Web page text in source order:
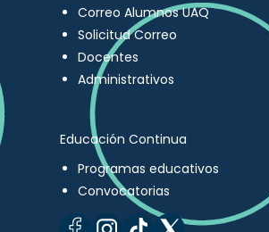
Correo Alumnos UAQ
Solicitud Correo
Docentes
Administrativos
Educación Continua
Programas educativos
Convocatorias